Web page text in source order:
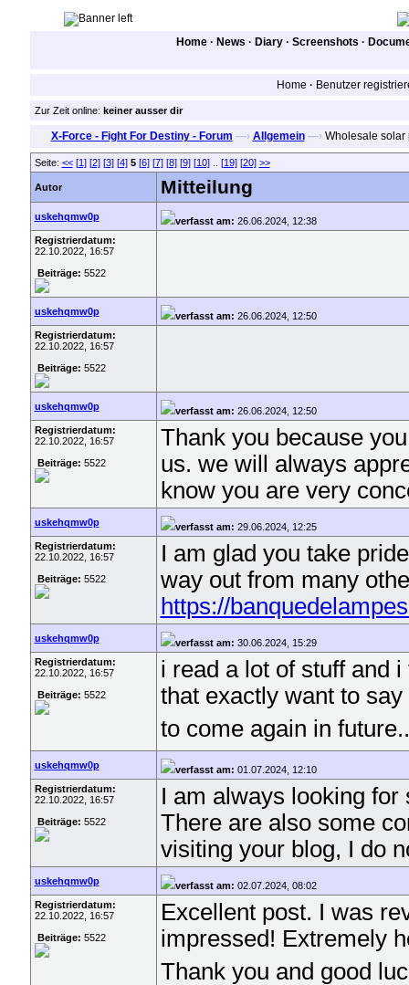
Home · News · Diary · Screenshots ·
Home · Benutzer
Zur Zeit online: keiner ausser dir
X-Force - Fight For Destiny - Forum —› Allgemein —›Wholesale solar
Seite: << [1] [2] [3] [4] 5 [6] [7] [8] [9] [10].. [19] [20] >>
Autor Mitteilung
uskehqmw0p verfasst am: 26.06.2024, 12:38
Registrierdatum:
22.10.2022, 16:57
Beiträge: 5522
uskehqmw0p verfasst am: 26.06.2024, 12:50
Registrierdatum:
22.10.2022, 16:57
Beiträge: 5522
uskehqmw0p verfasst am: 26.06.2024, 12:50
Registrierdatum:
22.10.2022, 16:57
Beiträge: 5522
Thank you because
us. we will always
know you are very
uskehqmw0p verfasst am: 29.06.2024, 12:25
Registrierdatum:
22.10.2022, 16:57
Beiträge: 5522
I am glad you take
way out from many
https://
uskehqmw0p verfasst am: 30.06.2024, 15:29
Registrierdatum:
22.10.2022, 16:57
Beiträge: 5522
i read a lot of stuff and
that exactly want to
to come again in
uskehqmw0p verfasst am: 01.07.2024, 12:10
Registrierdatum:
22.10.2022, 16:57
Beiträge: 5522
I am always looking
There are also some
visiting your blog, I do
uskehqmw0p verfasst am: 02.07.2024, 08:02
Registrierdatum:
22.10.2022, 16:57
Beiträge: 5522
Excellent post. I was
impressed! Extremely
Thank you and good